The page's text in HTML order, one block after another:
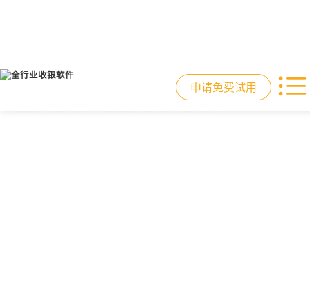
门店收银，就用店易
重塑门店运营体验
驱动私域会员增长
快速拓展生意边界